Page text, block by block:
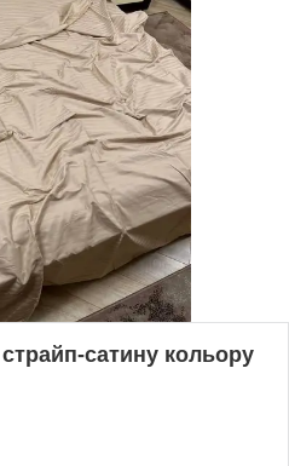
сатину кольору